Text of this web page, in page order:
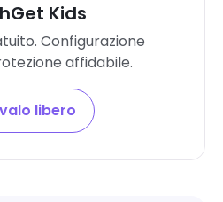
Kids
Configurazione
affidabile.
libero